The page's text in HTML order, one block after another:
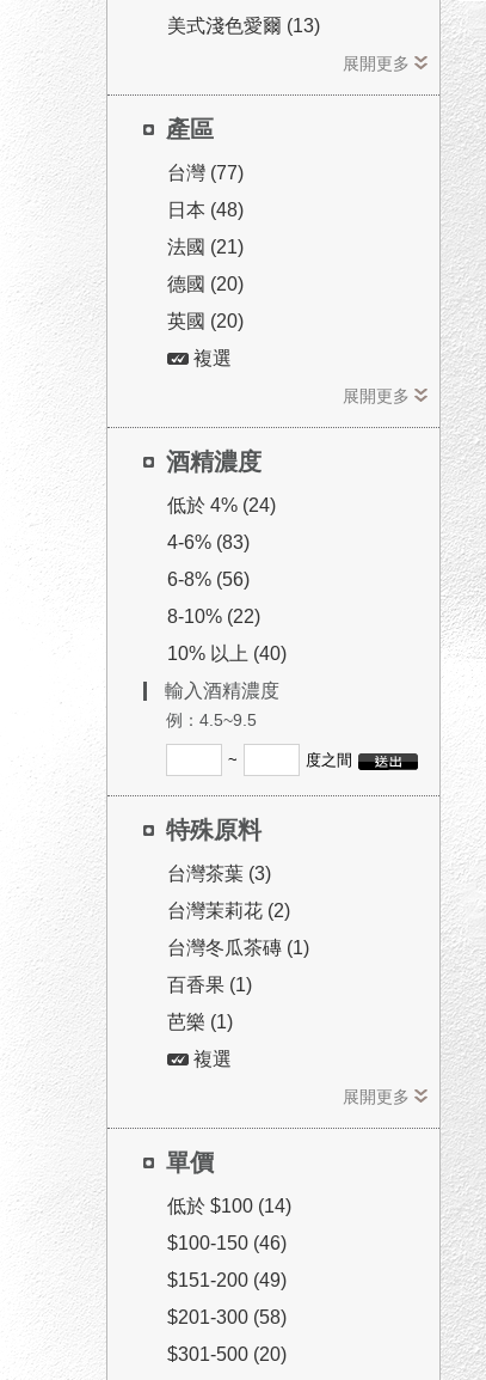
美式淺色愛爾 (13)
展開更多
產區
台灣 (77)
日本 (48)
法國 (21)
德國 (20)
英國 (20)
複選
展開更多
酒精濃度
低於 4% (24)
4-6% (83)
6-8% (56)
8-10% (22)
10% 以上 (40)
輸入酒精濃度
例：4.5~9.5
~ 度之間
特殊原料
台灣茶葉 (3)
台灣茉莉花 (2)
台灣冬瓜茶磚 (1)
百香果 (1)
芭樂 (1)
複選
展開更多
單價
低於 $100 (14)
$100-150 (46)
$151-200 (49)
$201-300 (58)
$301-500 (20)